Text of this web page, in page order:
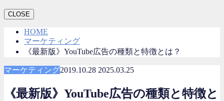
CLOSE
HOME
マーケティング
《最新版》YouTube広告の種類と特徴とは？
マーケティング2019.10.28 2025.03.25
《最新版》YouTube広告の種類と特徴と